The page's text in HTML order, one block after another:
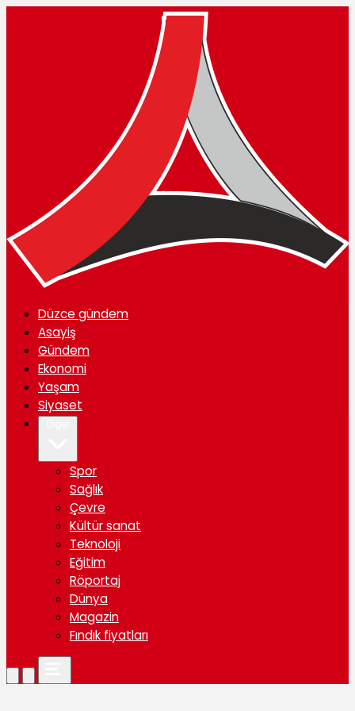
Düzce gündem
Asayiş
Gündem
Ekonomi
Yaşam
Siyaset
Spor
Sağlık
Çevre
Kültür sanat
Teknoloji
Eğitim
Röportaj
Dünya
Magazin
Fındık fiyatları